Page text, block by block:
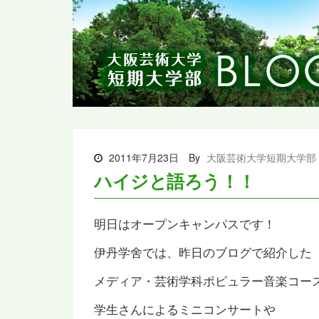
2011年7月23日 By 大阪芸術大学短期大学部
ハイジと語ろう！！
明日はオープンキャンパスです！
伊丹学舍では、昨日のブログで紹介した
メディア・芸術学科ポピュラー音楽コー
学生さんによるミニコンサートや